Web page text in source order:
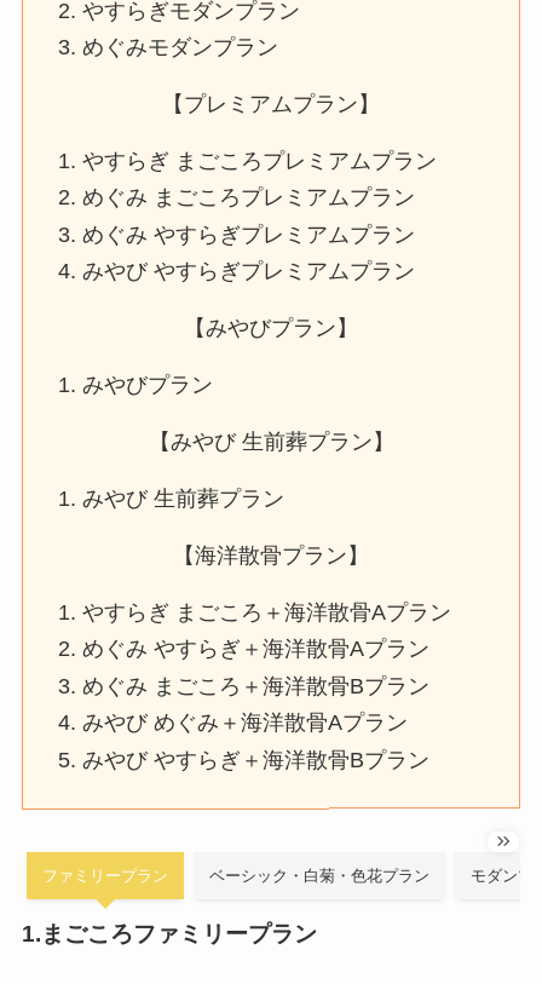
やすらぎモダンプラン
めぐみモダンプラン
【プレミアムプラン】
やすらぎ まごころプレミアムプラン
めぐみ まごころプレミアムプラン
めぐみ やすらぎプレミアムプラン
みやび やすらぎプレミアムプラン
【みやびプラン】
みやびプラン
【みやび 生前葬プラン】
みやび 生前葬プラン
【海洋散骨プラン】
やすらぎ まごころ＋海洋散骨Aプラン
めぐみ やすらぎ＋海洋散骨Aプラン
めぐみ まごころ＋海洋散骨Bプラン
みやび めぐみ＋海洋散骨Aプラン
みやび やすらぎ＋海洋散骨Bプラン
ファミリープラン ベーシック・白菊・色花プラン モダンプ
1.まごころファミリープラン